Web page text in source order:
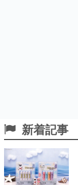
新着記事